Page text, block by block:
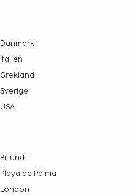
Danmark
Italien
Grekland
Sverige
USA
Billund
Playa de Palma
London